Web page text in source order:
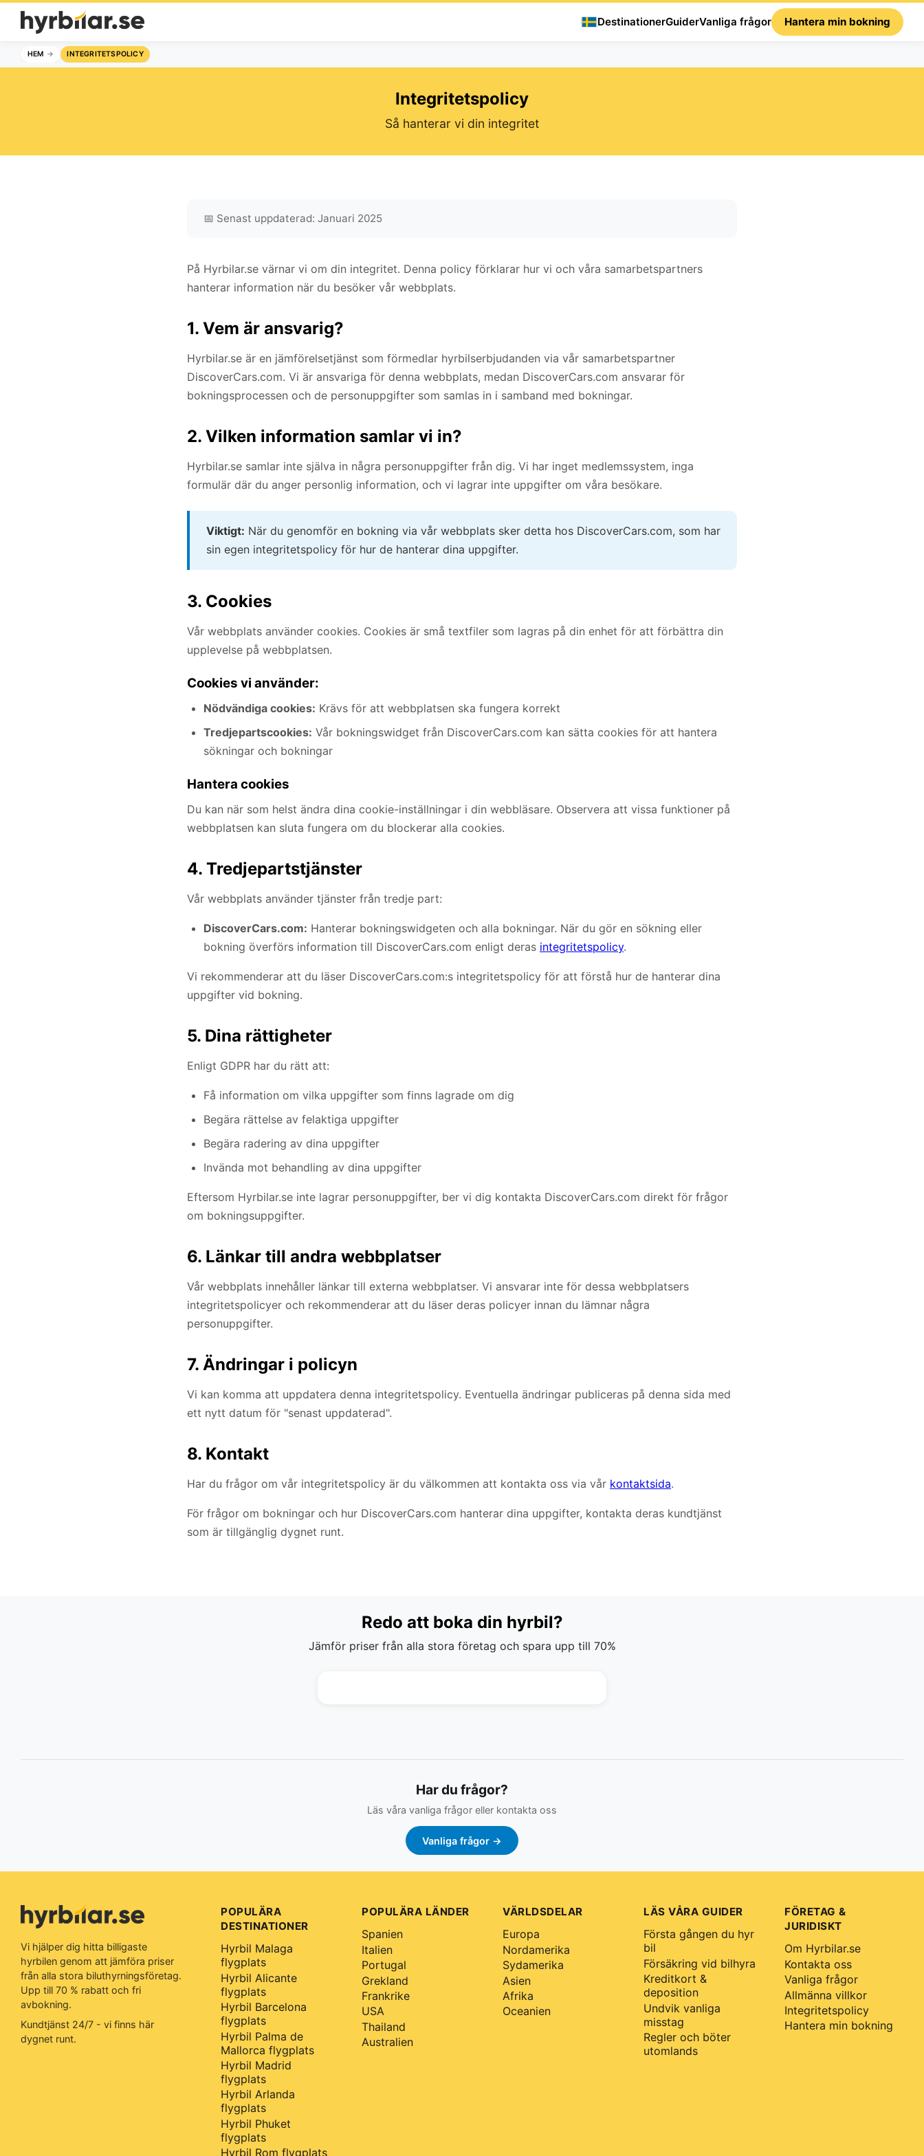
DestinationerGuiderVanliga frågor Hantera min bokning
HEM INTEGRITETSPOLICY
Integritetspolicy
Så hanterar vi din integritet
📅 Senast uppdaterad: Januari 2025
På Hyrbilar.se värnar vi om din integritet. Denna policy förklarar hur vi och våra samarbetspartners
hanterar information när du besöker vår webbplats.
1. Vem är ansvarig?
Hyrbilar.se är en jämförelsetjänst som förmedlar hyrbilserbjudanden via vår samarbetspartner
DiscoverCars.com. Vi är ansvariga för denna webbplats, medan DiscoverCars.com ansvarar för
bokningsprocessen och de personuppgifter som samlas in i samband med bokningar.
2. Vilken information samlar vi in?
Hyrbilar.se samlar inte själva in några personuppgifter från dig. Vi har inget medlemssystem, inga
formulär där du anger personlig information, och vi lagrar inte uppgifter om våra besökare.
Viktigt: När du genomför en bokning via vår webbplats sker detta hos DiscoverCars.com, som har
sin egen integritetspolicy för hur de hanterar dina uppgifter.
3. Cookies
Vår webbplats använder cookies. Cookies är små textfiler som lagras på din enhet för att förbättra din
upplevelse på webbplatsen.
Cookies vi använder:
Nödvändiga cookies: Krävs för att webbplatsen ska fungera korrekt
Tredjepartscookies: Vår bokningswidget från DiscoverCars.com kan sätta cookies för att hantera
sökningar och bokningar
Hantera cookies
Du kan när som helst ändra dina cookie-inställningar i din webbläsare. Observera att vissa funktioner på
webbplatsen kan sluta fungera om du blockerar alla cookies.
4. Tredjepartstjänster
Vår webbplats använder tjänster från tredje part:
DiscoverCars.com: Hanterar bokningswidgeten och alla bokningar. När du gör en sökning eller
bokning överförs information till DiscoverCars.com enligt deras integritetspolicy.
Vi rekommenderar att du läser DiscoverCars.com:s integritetspolicy för att förstå hur de hanterar dina
uppgifter vid bokning.
5. Dina rättigheter
Enligt GDPR har du rätt att:
Få information om vilka uppgifter som finns lagrade om dig
Begära rättelse av felaktiga uppgifter
Begära radering av dina uppgifter
Invända mot behandling av dina uppgifter
Eftersom Hyrbilar.se inte lagrar personuppgifter, ber vi dig kontakta DiscoverCars.com direkt för frågor
om bokningsuppgifter.
6. Länkar till andra webbplatser
Vår webbplats innehåller länkar till externa webbplatser. Vi ansvarar inte för dessa webbplatsers
integritetspolicyer och rekommenderar att du läser deras policyer innan du lämnar några
personuppgifter.
7. Ändringar i policyn
Vi kan komma att uppdatera denna integritetspolicy. Eventuella ändringar publiceras på denna sida med
ett nytt datum för "senast uppdaterad".
8. Kontakt
Har du frågor om vår integritetspolicy är du välkommen att kontakta oss via vår kontaktsida.
För frågor om bokningar och hur DiscoverCars.com hanterar dina uppgifter, kontakta deras kundtjänst
som är tillgänglig dygnet runt.
Redo att boka din hyrbil?
Jämför priser från alla stora företag och spara upp till 70%